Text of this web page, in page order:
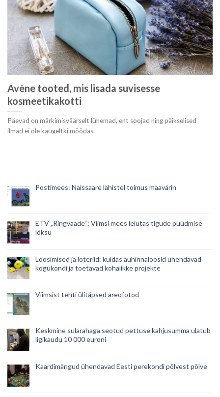
Avène tooted, mis lisada suvisesse
kosmeetikakotti
Päevad on märkimisväärselt lühemad, ent soojad ning päikselised
ilmad ei ole kaugeltki möödas.
Postimees: Naissaare lähistel toimus maavärin
ETV „Ringvaade“: Viimsi mees leiutas tigude püüdmise
lõksu
Loosimised ja loteriid: kuidas auhinnaloosid ühendavad
kogukondi ja toetavad kohalikke projekte
Viimsist tehti ülitäpsed areofotod
Keskmine sularahaga seotud pettuse kahjusumma ulatub
ligikaudu 10 000 euroni
Kaardimängud ühendavad Eesti perekondi põlvest põlve